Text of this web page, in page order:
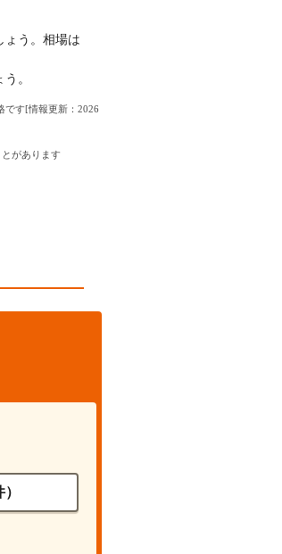
ょう。相場は
。
です[情報更新：2026
があります